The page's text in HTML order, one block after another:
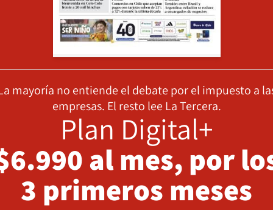
mayoría no entiende el debate por el impuesto a
empresas. El resto lee La Tercera.
Plan Digital+
al mes, por
3 primeros meses